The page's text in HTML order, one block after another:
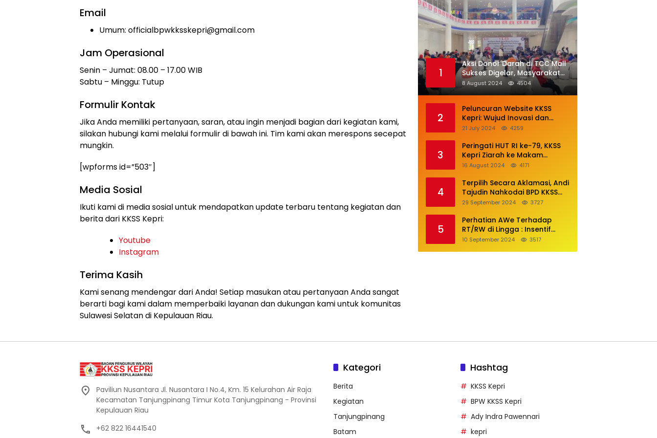
Email
Umum: officialbpwkksskepri@gmail.com
Jam Operasional
Senin – Jumat: 08.00 – 17.00 WIB
Sabtu – Minggu: Tutup
Formulir Kontak
Jika Anda memiliki pertanyaan, saran, atau ingin menjadi bagian dari kegiatan kami,
silakan hubungi kami melalui formulir di bawah ini. Tim kami akan merespons secepat
mungkin.
[wpforms id=”503″]
Media Sosial
Ikuti kami di media sosial untuk mendapatkan update terbaru tentang kegiatan dan
berita dari KKSS Kepri:
Youtube
Instagram
Terima Kasih
Kami senang mendengar dari Anda! Setiap masukan atau pertanyaan Anda sangat
berarti bagi kami dalam memperbaiki layanan dan dukungan kami untuk komunitas
Sulawesi Selatan di Kepulauan Riau.
1
Aksi Donor Darah di TCC Mall
Sukses Digelar, Masyarakat
Antusias Mendonor
8 August 2024 4504
2
Peluncuran Website KKSS
Kepri: Wujud Inovasi dan
Komitmen Pelayanan Terbaik
21 July 2024 4259
3
Peringati HUT RI ke-79, KKSS
Kepri Ziarah ke Makam
Leluhur
16 August 2024 4171
4
Terpilih Secara Aklamasi, Andi
Tajudin Nahkodai BPD KKSS
Kota Batam
29 September 2024 3727
5
Perhatian AWe Terhadap
RT/RW di Lingga : Insentif
Akan Dinaikkan Lagi
10 September 2024 3517
Paviliun Nusantara Jl. Nusantara I No.4, Km. 15 Kelurahan Air Raja
Kecamatan Tanjungpinang Timur Kota Tanjungpinang - Provinsi
Kepulauan Riau
+62 822 16441540
Kategori
Berita
Kegiatan
Tanjungpinang
Batam
Hashtag
KKSS Kepri
BPW KKSS Kepri
Ady Indra Pawennari
kepri